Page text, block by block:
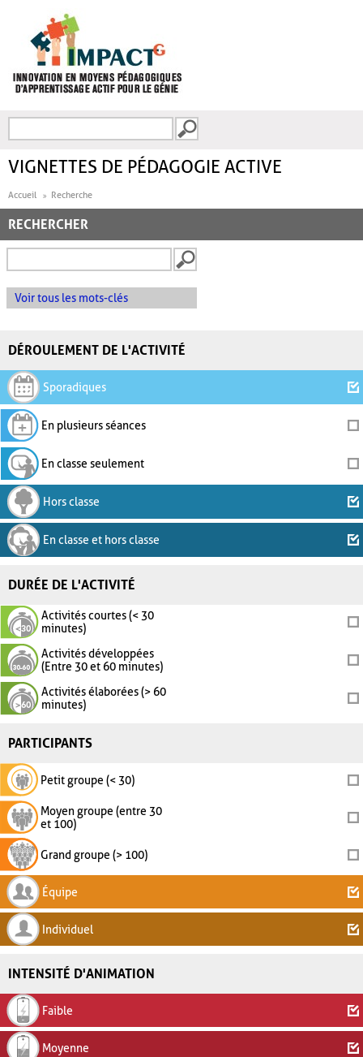
FORMULAIRE DE
VIGNETTES DE PÉDAGOGIE ACTIVE
Accueil Recherche
RECHERCHER
Voir tous les mots-clés
DÉROULEMENT DE L'ACTIVITÉ
Sporadiques
En plusieurs séances
En classe seulement
Hors classe
En classe et hors classe
DURÉE DE L'ACTIVITÉ
Activités courtes (< 30
minutes)
Activités développées
(Entre 30 et 60 minutes)
Activités élaborées (> 60
minutes)
PARTICIPANTS
Petit groupe (< 30)
Moyen groupe (entre 30
et 100)
Grand groupe (> 100)
Équipe
Individuel
INTENSITÉ D'ANIMATION
Faible
Moyenne